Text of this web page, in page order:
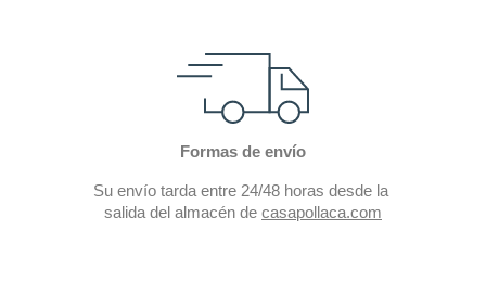
Formas de envío
Su envío tarda entre 24/48 horas desde la
salida del almacén de casapollaca.com